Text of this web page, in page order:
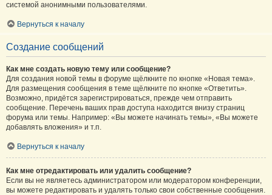
системой анонимными пользователями.
Вернуться к началу
Создание сообщений
Как мне создать новую тему или сообщение?
Для создания новой темы в форуме щёлкните по кнопке «Новая тема».
Для размещения сообщения в теме щёлкните по кнопке «Ответить».
Возможно, придётся зарегистрироваться, прежде чем отправить
сообщение. Перечень ваших прав доступа находится внизу страниц
форума или темы. Например: «Вы можете начинать темы», «Вы можете
добавлять вложения» и т.п.
Вернуться к началу
Как мне отредактировать или удалить сообщение?
Если вы не являетесь администратором или модератором конференции,
вы можете редактировать и удалять только свои собственные сообщения.